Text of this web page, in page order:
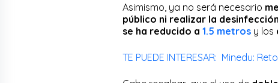
Asimismo, ya no será necesario
público ni realizar la
se ha reducido a 1.5 metros y los
TE PUEDE INTERESAR: Minedu: